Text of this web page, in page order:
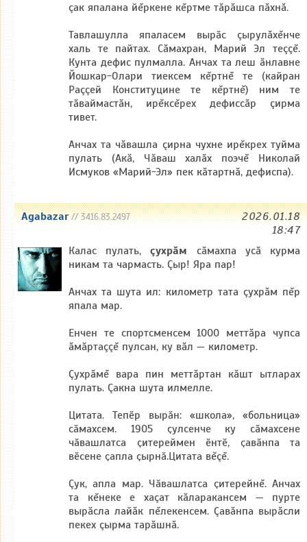
çак япалана йĕркене кĕртме тăрăшса пăхнă.
Тавлашулла япаласем вырӑс çырулăхĕнче
халь те пайтах. Сăмахран, Марий Эл теççĕ.
Кунта дефис пулмалла. Анчах та леш ăнлавне
Йошкар-Олари тиексем кĕртнĕ те (кайран
Раççей Конституцине те кĕртнĕ) ним те
тăваймастăн, ирĕксĕрех дефиссăр çирма
тивет.
Анчах та чăвашла çирна чухне ирĕкрех туйма
пулать (Акă, Чăваш халăх поэчĕ Николай
Исмуков «Марий-Эл» пек кăтартнă, дефиспа).
Agabazar// 3416.83.2497
2026.01.18
18:47
Калас пулать,çухрăм сăмахпа усă курма
никам та чармасть. Çыр! Яра пар!
Анчах та шута ил: километр тата çухрăм пĕр
япала мар.
Енчен те спортсменсем 1000 меттăра чупса
ăмăртаççĕ пулсан, ку вăл — километр.
Çухрăмĕ вара пин меттăртан кăшт ытларах
пулать. Çакна шута илмелле.
Цитата. Тепӗр вырӑн: «школа», «больница»
сӑмахсем. 1905 ҫулсенче ку сӑмахсене
чӑвашлатса ҫитереймен ӗнтӗ, ҫавӑнпа та
вӗсене ҫапла ҫырнӑ.Цитата вĕçĕ.
Çук, апла мар. Чӑвашлатса ҫитерейнĕ. Анчах
та кĕнеке е хаçат кăларакансем — пурте
вырӑсла лайăк пĕлекенсем. Çавăнпа вырăсли
пекех çырма тарăшнă.